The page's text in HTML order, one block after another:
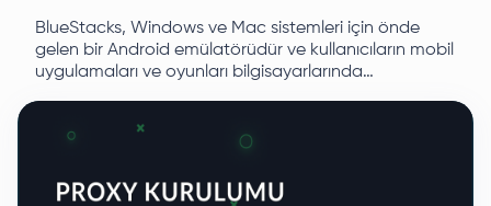
BlueStacks, Windows ve Mac sistemleri için önde
gelen bir Android emülatörüdür ve kullanıcıların mobil
uygulamaları ve oyunları bilgisayarlarında